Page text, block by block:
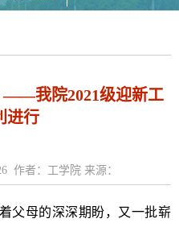
——我院2021级迎新工
进行
作者：工学院 来源：
父母的深深期盼，又一批崭